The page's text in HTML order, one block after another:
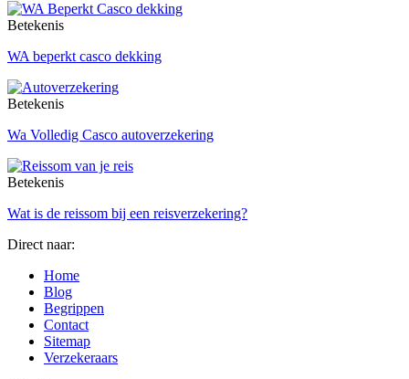
Betekenis
WA beperkt casco dekking
Betekenis
Wa Volledig Casco autoverzekering
Betekenis
Wat is de reissom bij een reisverzekering?
Direct naar:
Home
Blog
Begrippen
Contact
Sitemap
Verzekeraars